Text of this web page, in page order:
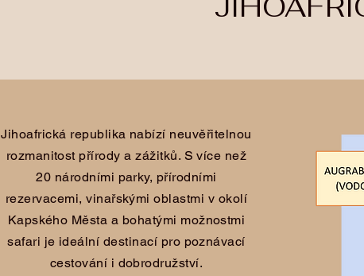
Jihoafrická republika nabízí neuvěřitelnou
rozmanitost přírody a zážitků. S více než
20 národními parky, přírodními
rezervacemi, vinařskými oblastmi v okolí
Kapského Města a bohatými možnostmi
safari je ideální destinací pro poznávací
cestování i dobrodružství.